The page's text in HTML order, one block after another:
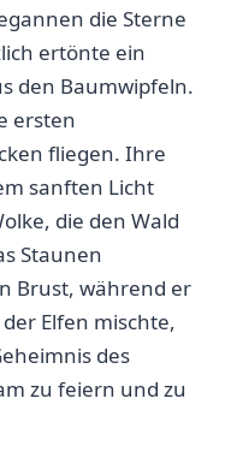
die Sterne
ertönte ein
den Baumwipfeln.
ersten
fliegen.⁢ Ihre
sanften Licht‌
die den Wald
Staunen
Brust, während er
Elfen mischte,
des⁣
zu ‌feiern und zu